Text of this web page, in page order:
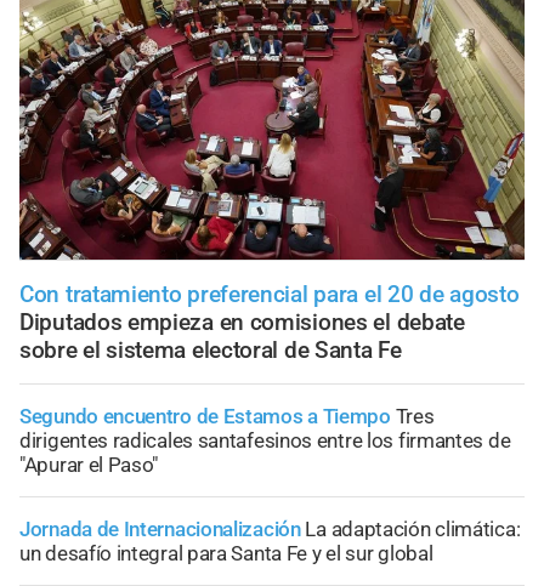
Con tratamiento preferencial para el 20 de agosto
Diputados empieza en comisiones el debate
sobre el sistema electoral de Santa Fe
Segundo encuentro de Estamos a Tiempo Tres
dirigentes radicales santafesinos entre los firmantes de
"Apurar el Paso"
Jornada de Internacionalización La adaptación climática:
un desafío integral para Santa Fe y el sur global